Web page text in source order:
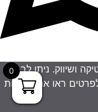
0
ושיווק. ניתן לבחור
ראו את מדיניות